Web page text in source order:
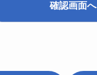
確認画面へ